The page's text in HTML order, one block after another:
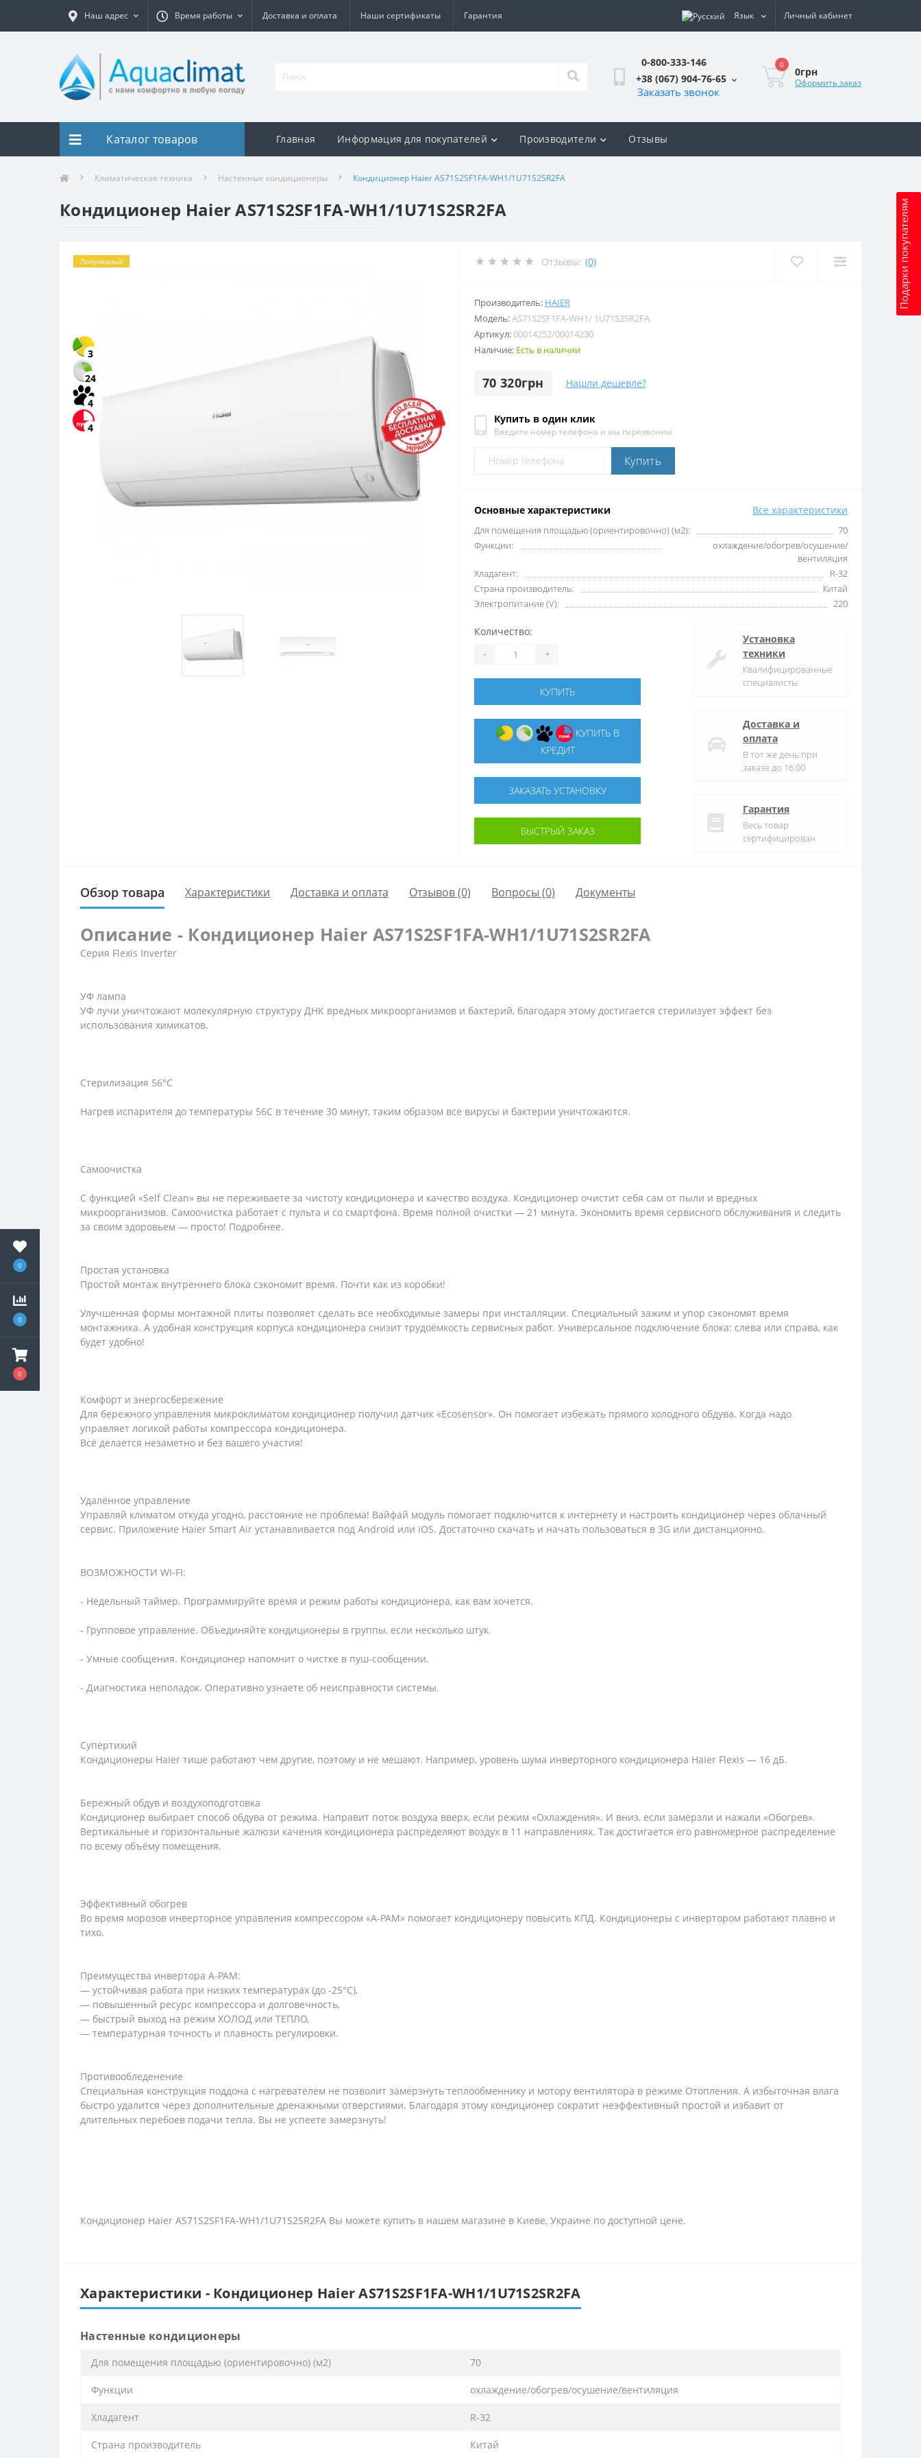
0
0
0
Наш адрес Время работы Доставка и оплата Наши сертификаты Гарантия Язык Личный кабинет
0-800-333-146
+38 (067) 904-76-65
Заказать звонок
0
0грн
Оформить заказ
Подарки покупателям
Каталог товаров Главная Информация для покупателей Производители Отзывы
Климатическая техника Настенные кондиционеры Кондиционер Haier AS71S2SF1FA-WH1/1U71S2SR2FA
Кондиционер Haier AS71S2SF1FA-WH1/1U71S2SR2FA
Популярный
3
24
4
4
Отзывы: (0)
Производитель: HAIER
Модель:AS71S2SF1FA-WH1/ 1U71S2SR2FA
Артикул:00014252/00014230
Наличие: Есть в наличии
70 320грн Нашли дешевле?
Купить в один клик
Введите номер телефона и мы перезвоним
Купить
Основные характеристики Все характеристики
Для помещения площадью (ориентировочно) (м2):
70
Функции:
охлаждение/обогрев/осушение/
вентиляция
Хладагент:
R-32
Страна производитель:
Китай
Электропитание (V):
220
Количество:
- +
КУПИТЬ
КУПИТЬ В
КРЕДИТ
ЗАКАЗАТЬ УСТАНОВКУ
БЫСТРЫЙ ЗАКАЗ
Установка
техники
Квалифицированные
специалисты
Доставка и
оплата
В тот же день при
заказе до 16:00
Гарантия
Весь товар
сертифицирован
Обзор товара Характеристики Доставка и оплата Отзывов (0) Вопросы (0) Документы
Описание - Кондиционер Haier AS71S2SF1FA-WH1/1U71S2SR2FA
Серия Flexis Inverter
УФ лампа
УФ лучи уничтожают молекулярную структуру ДНК вредных микроорганизмов и бактерий, благодаря этому достигается стерилизует эффект без
использования химикатов.
Стерилизация 56°С
Нагрев испарителя до температуры 56С в течение 30 минут, таким образом все вирусы и бактерии уничтожаются.
Самоочистка
С функцией «Self Clean» вы не переживаете за чистоту кондиционера и качество воздуха. Кондиционер очистит себя сам от пыли и вредных
микроорганизмов. Самоочистка работает с пульта и со смартфона. Время полной очистки — 21 минута. Экономить время сервисного обслуживания и следить
за своим здоровьем — просто! Подробнее.
Простая установка
Простой монтаж внутреннего блока сэкономит время. Почти как из коробки!
Улучшенная формы монтажной плиты позволяет сделать все необходимые замеры при инсталляции. Специальный зажим и упор сэкономят время
монтажника. А удобная конструкция корпуса кондиционера снизит трудоёмкость сервисных работ. Универсальное подключение блока: слева или справа, как
будет удобно!
Комфорт и энергосбережение
Для бережного управления микроклиматом кондиционер получил датчик «Ecosensor». Он помогает избежать прямого холодного обдува. Когда надо
управляет логикой работы компрессора кондиционера.
Всё делается незаметно и без вашего участия!
Удалённое управление
Управляй климатом откуда угодно, расстояние не проблема! Вайфай модуль помогает подключится к интернету и настроить кондиционер через облачный
сервис. Приложение Haier Smart Air устанавливается под Android или iOS. Достаточно скачать и начать пользоваться в 3G или дистанционно.
ВОЗМОЖНОСТИ WI-FI:
- Недельный таймер. Программируйте время и режим работы кондиционера, как вам хочется.
- Групповое управление. Объединяйте кондиционеры в группы, если несколько штук.
- Умные сообщения. Кондиционер напомнит о чистке в пуш-сообщении.
- Диагностика неполадок. Оперативно узнаете об неисправности системы.
Супертихий
Кондиционеры Haier тише работают чем другие, поэтому и не мешают. Например, уровень шума инверторного кондиционера Haier Flexis — 16 дБ.
Бережный обдув и воздухоподготовка
Кондиционер выбирает способ обдува от режима. Направит поток воздуха вверх, если режим «Охлаждения». И вниз, если замёрзли и нажали «Обогрев».
Вертикальные и горизонтальные жалюзи качения кондиционера распределяют воздух в 11 направлениях. Так достигается его равномерное распределение
по всему объёму помещения.
Эффективный обогрев
Во время морозов инверторное управления компрессором «A-PAM» помогает кондиционеру повысить КПД. Кондиционеры с инвертором работают плавно и
тихо.
Преимущества инвертора A-PAM:
— устойчивая работа при низких температурах (до -25°С),
— повышенный ресурс компрессора и долговечность,
— быстрый выход на режим ХОЛОД или ТЕПЛО,
— температурная точность и плавность регулировки.
Противообледенение
Специальная конструкция поддона с нагревателем не позволит замерзнуть теплообменнику и мотору вентилятора в режиме Отопления. А избыточная влага
быстро удалится через дополнительные дренажными отверстиями. Благодаря этому кондиционер сократит неэффективный простой и избавит от
длительных перебоев подачи тепла. Вы не успеете замерзнуть!
Кондиционер Haier AS71S2SF1FA-WH1/1U71S2SR2FA Вы можете купить в нашем магазине в Киеве, Украине по доступной цене.
Характеристики - Кондиционер Haier AS71S2SF1FA-WH1/1U71S2SR2FA
Настенные кондиционеры
Для помещения площадью (ориентировочно) (м2) 70
Функции охлаждение/обогрев/осушение/вентиляция
Хладагент R-32
Страна производитель Китай